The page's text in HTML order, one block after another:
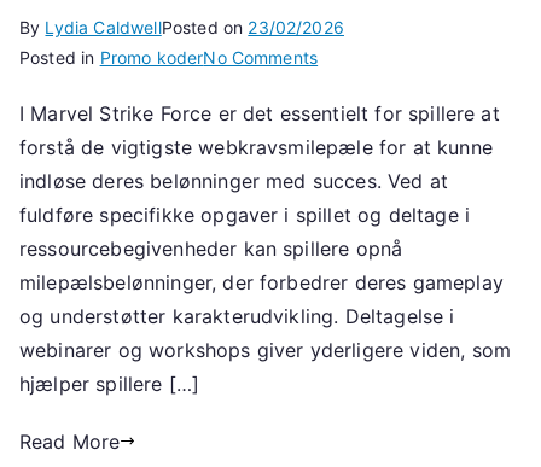
By Lydia CaldwellPosted on 23/02/2026
Posted in Promo koderNo Commentson
om
begivenhedsressourcer:
Webkrav
milepæle,
Milepælspræstationer,
Ressourcebegivenheder
I Marvel Strike Force er det essentielt for spillere at
forstå de vigtigste webkravsmilepæle for at kunne
indløse deres belønninger med succes. Ved at
fuldføre specifikke opgaver i spillet og deltage i
ressourcebegivenheder kan spillere opnå
milepælsbelønninger, der forbedrer deres gameplay
og understøtter karakterudvikling. Deltagelse i
webinarer og workshops giver yderligere viden, som
hjælper spillere […]
Read More